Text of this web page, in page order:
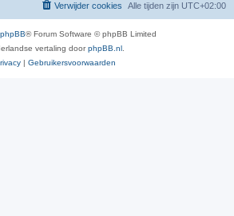
Alle tijden zijn UTC+02:00
Verwijder cookies
phpBB® Forum Software © phpBB Limited
vertaling doorphpBB.nl
| Gebruikersvoorwaarden